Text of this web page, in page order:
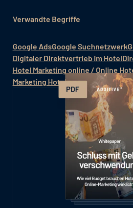
Verwandte Begriffe
Google AdsGoogle Suchnetzwerk
Digitaler Direktvertrieb im Hotel
Hotel Marketing online / Online
Marketing HotelMarketing im Hotel